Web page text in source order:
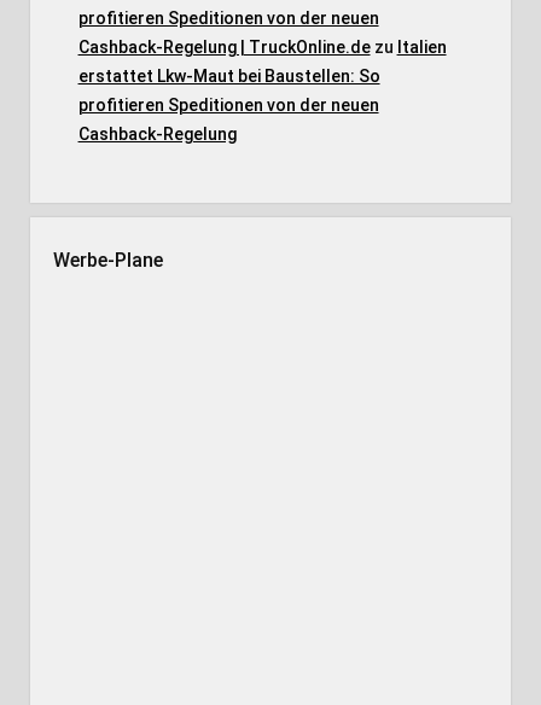
profitieren Speditionen von der neuen
Cashback-Regelung | TruckOnline.dezu Italien
erstattet Lkw-Maut bei Baustellen: So
profitieren Speditionen von der neuen
Cashback-Regelung
Werbe-Plane